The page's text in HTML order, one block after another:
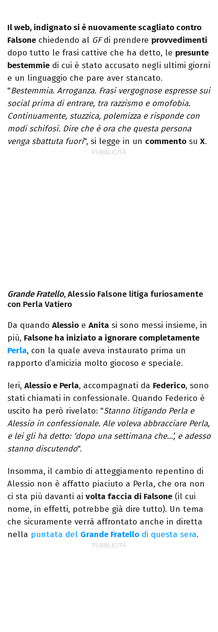
Il web, indignato si è nuovamente scagliato contro
Falsone chiedendo al GFdi prendere provvedimenti
dopo tutto le frasi cattive che ha detto, le presunte
bestemmie di cui è stato accusato negli ultimi giorni
e un linguaggio che pare aver stancato.
"Bestemmia. Arroganza. Frasi vergognose espresse sui
social prima di entrare, tra razzismo e omofobia.
Continuamente, stuzzica, polemizza e risponde con
modi schifosi. Dire che è ora che questa persona
venga sbattuta fuori", si legge in un commento su X.
Grande Fratello, Alessio Falsone litiga furiosamente
con Perla Vatiero
Da quando Alessio e Anita si sono messi insieme, in
più, Falsone ha iniziato a ignorare completamente
Perla, con la quale aveva instaurato prima un
rapporto d’amicizia molto giocoso e speciale.
Ieri, Alessio e Perla, accompagnati da Federico, sono
stati chiamati in confessionale. Quando Federico è
uscito ha però rivelato: "Stanno litigando Perla e
Alessio in confessionale. Ale voleva abbracciare Perla,
e lei gli ha detto: ‘dopo una settimana che…’, e adesso
stanno discutendo".
Insomma, il cambio di atteggiamento repentino di
Alessio non è affatto piaciuto a Perla, che ora non
ci sta più davanti ai volta faccia di Falsone (il cui
nome, in effetti, potrebbe già dire tutto). Un tema
che sicuramente verrà affrontato anche in diretta
nella puntata del Grande Fratello di questa sera.